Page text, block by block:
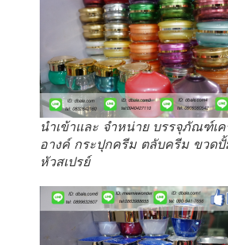
นำเข้าและ จำหน่าย บรรจุภัณฑ์เค
อางค์ กระปุกครีม ตลับครีม ขวด
หัวสเปรย์